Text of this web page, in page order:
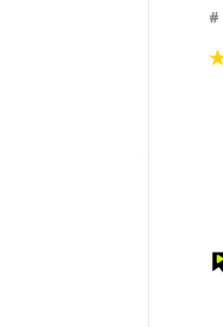
#